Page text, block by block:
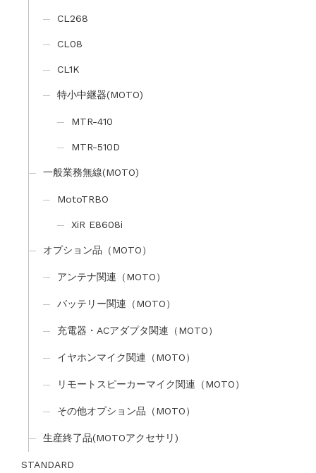
CL268
CL08
CL1K
特小中継器(MOTO)
MTR-410
MTR-510D
一般業務無線(MOTO)
MotoTRBO
XiR E8608i
オプション品（MOTO）
アンテナ関連（MOTO）
バッテリー関連（MOTO）
充電器・ACアダプタ関連（MOTO）
イヤホンマイク関連（MOTO）
リモートスピーカーマイク関連（MOTO）
その他オプション品（MOTO）
生産終了品(MOTOアクセサリ)
STANDARD